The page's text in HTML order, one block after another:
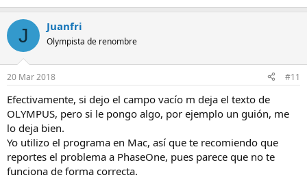
J Juanfri
Olympista de renombre
20 Mar 2018 #11
Efectivamente, si dejo el campo vacío m deja el texto de
OLYMPUS, pero si le pongo algo, por ejemplo un guión, me
lo deja bien.
Yo utilizo el programa en Mac, así que te recomiendo que
reportes el problema a PhaseOne, pues parece que no te
funciona de forma correcta.